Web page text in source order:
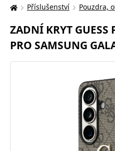
Zde
nacházíte:
Příslušenství Pouzdra,
ZADNÍ KRYT GUESS
PRO SAMSUNG